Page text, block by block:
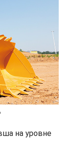
на уровне